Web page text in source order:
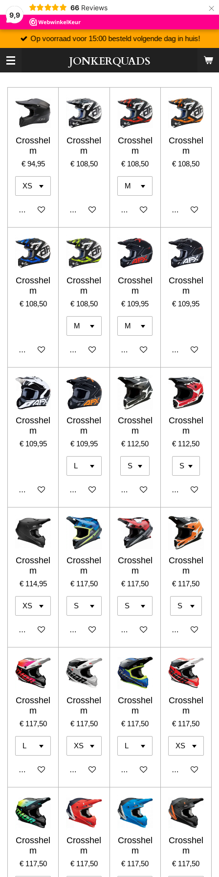
9,9
66 Reviews ×
JONKERQUADS
Op voorraad voor 15:00 besteld volgende dag in huis!
Crosshel
m
€ 94,95
In winkelwagen
Crosshel
m
€ 108,50
In winkelwagen
Crosshel
m
€ 108,50
In winkelwagen
Crosshel
m
€ 108,50
In
Crosshel
m
€ 108,50
In winkelwagen
Crosshel
m
€ 108,50
In winkelwagen
Crosshel
m
€ 109,95
In winkelwagen
Crosshel
m
€ 109,95
In
Crosshel
m
€ 109,95
In winkelwagen
Crosshel
m
€ 109,95
In winkelwagen
Crosshel
m
€ 112,50
In winkelwagen
Crosshel
m
€ 112,50
In
Crosshel
m
€ 114,95
In winkelwagen
Crosshel
m
€ 117,50
In winkelwagen
Crosshel
m
€ 117,50
In winkelwagen
Crosshel
m
€ 117,50
In
Crosshel
m
€ 117,50
In winkelwagen
Crosshel
m
€ 117,50
In winkelwagen
Crosshel
m
€ 117,50
In winkelwagen
Crosshel
m
€ 117,50
In
Crosshel
m
€ 117,50
Crosshel
m
€ 117,50
Crosshel
m
€ 117,50
Crosshel
m
€ 117,50